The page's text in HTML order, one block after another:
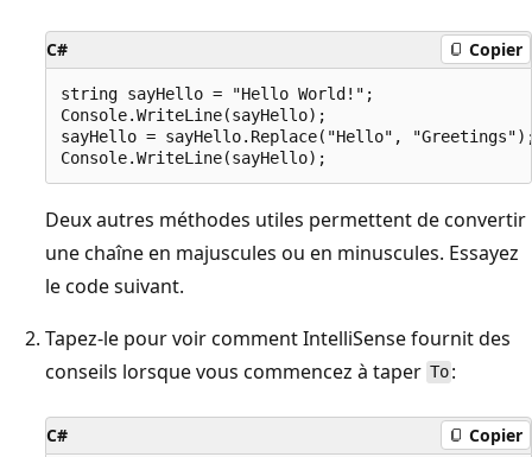
C# Copier
string sayHello = "Hello World!";
Console.WriteLine(sayHello);
sayHello = sayHello.Replace("Hello",
Deux autres méthodes utiles permettent de convertir
une chaîne en majuscules ou en minuscules. Essayez
le code suivant.
Tapez-le pour voir commentIntelliSense fournit des
conseils lorsque vous commencez à taper To :
C# Copier